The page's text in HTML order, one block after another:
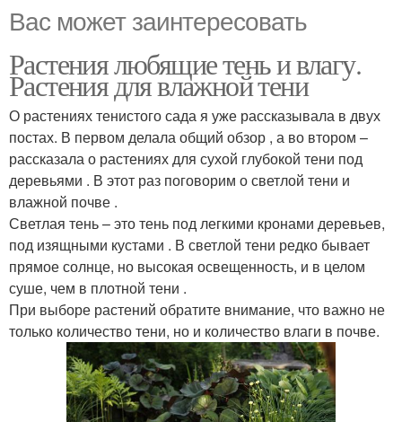
Вас может заинтересовать
Растения любящие тень и влагу.
Растения для влажной тени
О растениях тенистого сада я уже рассказывала в двух
постах. В первом делала общий обзор , а во втором –
рассказала о растениях для сухой глубокой тени под
деревьями . В этот раз поговорим о светлой тени и
влажной почве .
Светлая тень – это тень под легкими кронами деревьев,
под изящными кустами . В светлой тени редко бывает
прямое солнце, но высокая освещенность, и в целом
суше, чем в плотной тени .
При выборе растений обратите внимание, что важно не
только количество тени, но и количество влаги в почве.